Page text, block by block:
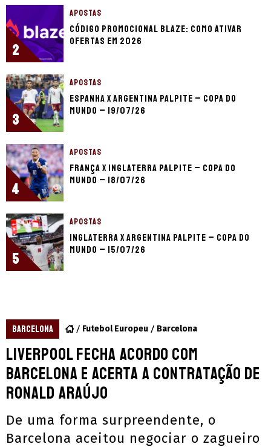
2
APOSTAS
Código promocional Blaze: como ativar
ofertas em 2026
3
APOSTAS
Espanha x Argentina palpite – Copa do
Mundo – 19/07/26
4
APOSTAS
França x Inglaterra palpite – Copa do
Mundo – 18/07/26
5
APOSTAS
Inglaterra x Argentina palpite – Copa do
Mundo – 15/07/26
BARCELONA Futebol Europeu Barcelona
Liverpool fecha acordo com
Barcelona e acerta a contratação de
Ronald Araújo
De uma forma surpreendente, o
Barcelona aceitou negociar o zagueiro